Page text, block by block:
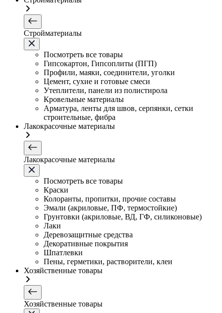
Стройматериалы
Посмотреть все товары
Гипсокартон, Гипсоплиты (ПГП)
Профили, маяки, соединители, уголки
Цемент, сухие и готовые смеси
Утеплители, панели из полистирола
Кровельные материалы
Арматура, ленты для швов, серпянки, сетки
строительные, фибра
Лакокрасочные материалы
Лакокрасочные материалы
Посмотреть все товары
Краски
Колоранты, пропитки, прочие составы
Эмали (акриловые, ПФ, термостойкие)
Грунтовки (акриловые, ВД, ГФ, силиконовые)
Лаки
Деревозащитные средства
Декоративные покрытия
Шпатлевки
Пены, герметики, растворители, клеи
Хозяйственные товары
Хозяйственные товары